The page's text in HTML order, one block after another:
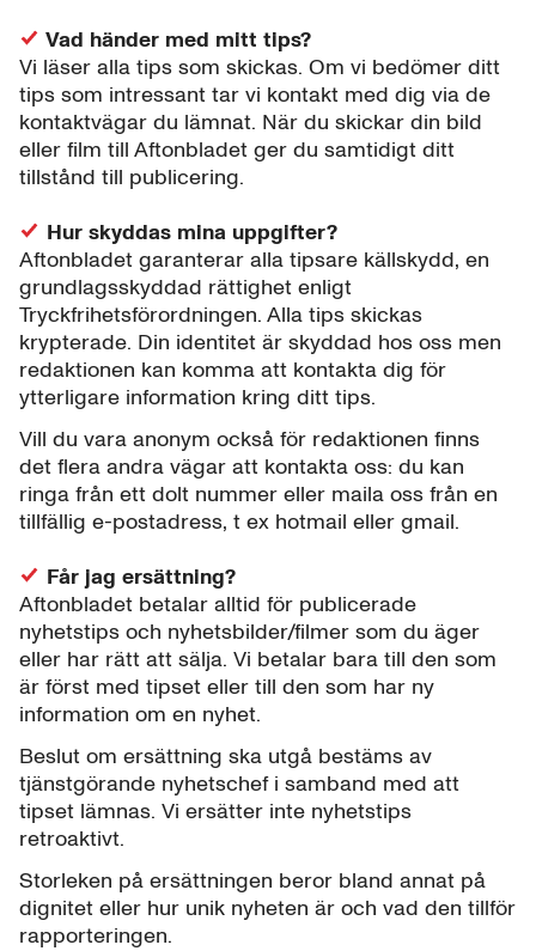
Vad händer med mitt tips?
Vi läser alla tips som skickas. Om vi bedömer ditt
tips som intressant tar vi kontakt med dig via de
kontaktvägar du lämnat. När du skickar din bild
eller film till Aftonbladet ger du samtidigt ditt
tillstånd till publicering.
Hur skyddas mina uppgifter?
Aftonbladet garanterar alla tipsare källskydd, en
grundlagsskyddad rättighet enligt
Tryckfrihetsförordningen. Alla tips skickas
krypterade. Din identitet är skyddad hos oss men
redaktionen kan komma att kontakta dig för
ytterligare information kring ditt tips.
Vill du vara anonym också för redaktionen finns
det flera andra vägar att kontakta oss: du kan
ringa från ett dolt nummer eller maila oss från en
tillfällig e-postadress, t ex hotmail eller gmail.
Får jag ersättning?
Aftonbladet betalar alltid för publicerade
nyhetstips och nyhetsbilder/filmer som du äger
eller har rätt att sälja. Vi betalar bara till den som
är först med tipset eller till den som har ny
information om en nyhet.
Beslut om ersättning ska utgå bestäms av
tjänstgörande nyhetschef i samband med att
tipset lämnas. Vi ersätter inte nyhetstips
retroaktivt.
Storleken på ersättningen beror bland annat på
dignitet eller hur unik nyheten är och vad den tillför
rapporteringen.